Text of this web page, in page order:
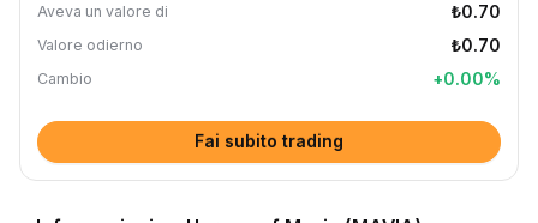
Aveva un valore di ₺0.70
Valore odierno ₺0.70
Cambio +0.00%
Fai subito trading